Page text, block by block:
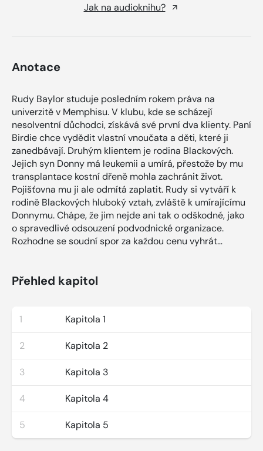
Jak na audioknihu?
Anotace
Rudy Baylor studuje posledním rokem práva na
univerzitě v Memphisu. V klubu, kde se scházejí
nesolventní důchodci, získává své první dva klienty. Paní
Birdie chce vydědit vlastní vnoučata a děti, které ji
zanedbávají. Druhým klientem je rodina Blackových.
Jejich syn Donny má leukemii a umírá, přestože by mu
transplantace kostní dřeně mohla zachránit život.
Pojišťovna mu ji ale odmítá zaplatit. Rudy si vytváří k
rodině Blackových hluboký vztah, zvláště k umírajícímu
Donnymu. Chápe, že jim nejde ani tak o odškodné, jako
o spravedlivé odsouzení podvodnické organizace.
Rozhodne se soudní spor za každou cenu vyhrát…
Přehled kapitol
1 Kapitola 1
2 Kapitola 2
3 Kapitola 3
4 Kapitola 4
5 Kapitola 5